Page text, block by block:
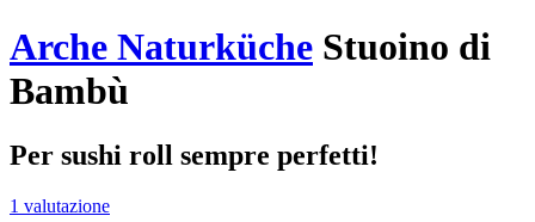
Arche Naturküche Stuoino di
Bambù
Per sushi roll sempre perfetti!
1 valutazione